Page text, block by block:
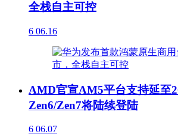
全栈自主可控
6 06.16
AMD官宣AM5平台支持延至
Zen6/Zen7将陆续登陆
6 06.07